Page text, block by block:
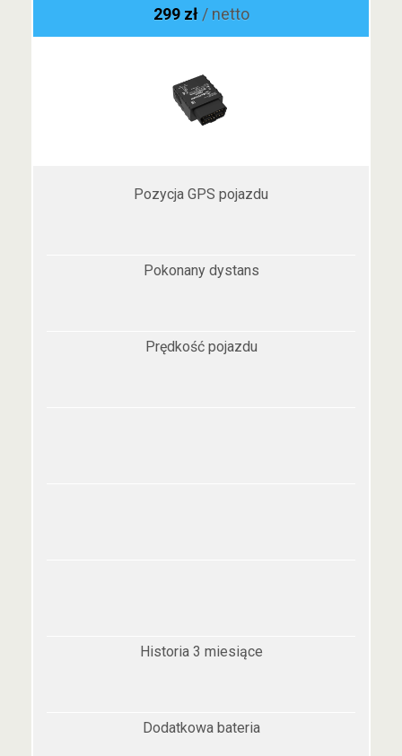
299 zł / netto
Pozycja GPS pojazdu
Pokonany dystans
Prędkość pojazdu
Historia 3 miesiące
Dodatkowa bateria